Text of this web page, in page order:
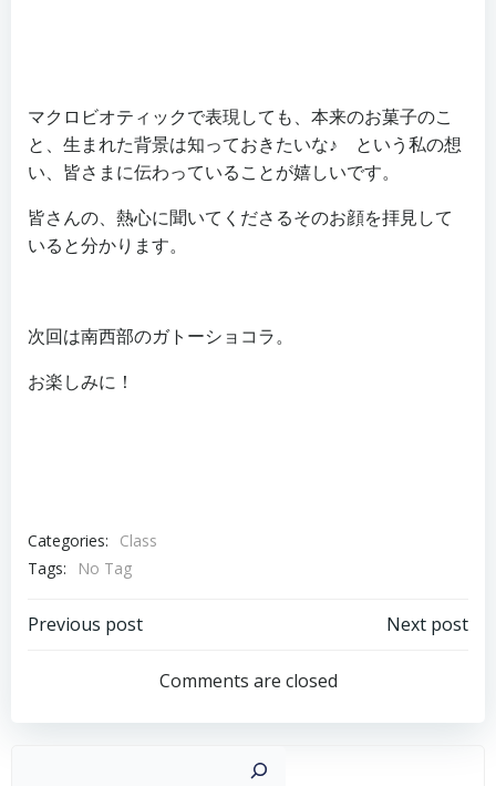
マクロビオティックで表現しても、本来のお菓子のこ
と、生まれた背景は知っておきたいな♪ という私の想
い、皆さまに伝わっていることが嬉しいです。
皆さんの、熱心に聞いてくださるそのお顔を拝見して
いると分かります。
次回は南西部のガトーショコラ。
お楽しみに！
Categories:
Class
Tags:
No Tag
投
ビ
Previous post
ナ
ビ
ゲ
Next post
Comments are closed